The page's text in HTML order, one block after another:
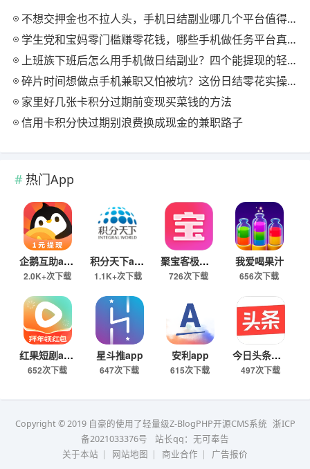
不想交押金也不拉人头，手机日结副业哪几个平台值得长期挂着
学生党和宝妈零门槛赚零花钱，哪些手机做任务平台真正给到账
上班族下班后怎么用手机做日结副业？四个能提现的轻任务入口实测
碎片时间想做点手机兼职又怕被坑？这份日结零花实操思路值得收藏
家里好几张卡积分过期前变现买菜钱的方法
信用卡积分快过期别浪费换成现金的兼职路子
热门App
企鹅互助app
2.0K+次下载
积分天下app
1.1K+次下载
聚宝客极速版
726次下载
我爱喝果汁
656次下载
红果短剧app
652次下载
星斗推app
647次下载
安利app
615次下载
今日头条极速版下载
497次下载
Copyright © 2019 自豪的使用了轻量级Z-BlogPHP开源CMS系统 浙ICP
备2021033376号
站长qq：无可奉告
关于本站 | 网站地图 | 商业合作 | 广告报价